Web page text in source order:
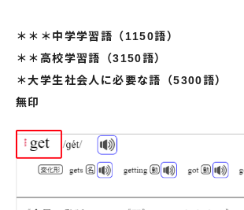
＊＊＊中学学習語（1150語）
＊＊高校学習語（3150語）
＊大学生社会人に必要な語（5300語）
無印